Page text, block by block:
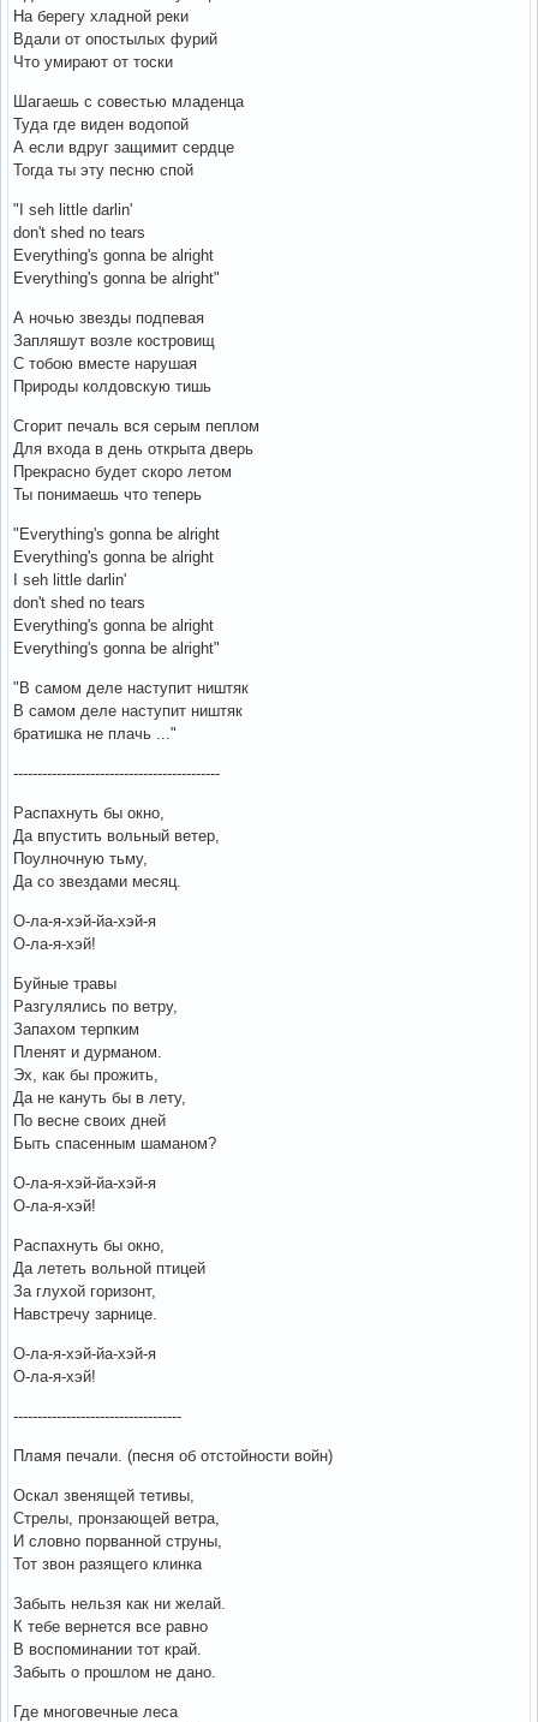
На берегу хладной реки
Вдали от опостылых фурий
Что умирают от тоски
Шагаешь с совестью младенца
Туда где виден водопой
А если вдруг защимит сердце
Тогда ты эту песню спой
"I seh little darlin'
don't shed no tears
Everything's gonna be alright
Everything's gonna be alright"
А ночью звезды подпевая
Запляшут возле костровищ
С тобою вместе нарушая
Природы колдовскую тишь
Сгорит печаль вся серым пеплом
Для входа в день открыта дверь
Прекрасно будет скоро летом
Ты понимаешь что теперь
"Everything's gonna be alright
Everything's gonna be alright
I seh little darlin'
don't shed no tears
Everything's gonna be alright
Everything's gonna be alright"
"В самом деле наступит ништяк
В самом деле наступит ништяк
братишка не плачь ..."
-------------------------------------------
Распахнуть бы окно,
Да впустить вольный ветер,
Поулночную тьму,
Да со звездами месяц.
О-ла-я-хэй-йа-хэй-я
О-ла-я-хэй!
Буйные травы
Разгулялись по ветру,
Запахом терпким
Пленят и дурманом.
Эх, как бы прожить,
Да не кануть бы в лету,
По весне своих дней
Быть спасенным шаманом?
О-ла-я-хэй-йа-хэй-я
О-ла-я-хэй!
Распахнуть бы окно,
Да лететь вольной птицей
За глухой горизонт,
Навстречу зарнице.
О-ла-я-хэй-йа-хэй-я
О-ла-я-хэй!
-----------------------------------
Пламя печали. (песня об отстойности войн)
Оскал звенящей тетивы,
Стрелы, пронзающей ветра,
И словно порванной струны,
Тот звон разящего клинка
Забыть нельзя как ни желай.
К тебе вернется все равно
В воспоминании тот край.
Забыть о прошлом не дано.
Где многовечные леса